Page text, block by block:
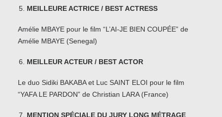
MEILLEURE ACTRICE / BEST ACTRESS
Amélie MBAYE pour le film “L’AI-JE BIEN COUPÉE” de
Amélie MBAYE (Senegal)
MEILLEUR ACTEUR / BEST ACTOR
Le duo Sidiki BAKABA et Luc SAINT ELOI pour le film
“YAFA LE PARDON” de Christian LARA (France)
MENTION SPÉCIALE DU JURY LONG MÉTRAGE